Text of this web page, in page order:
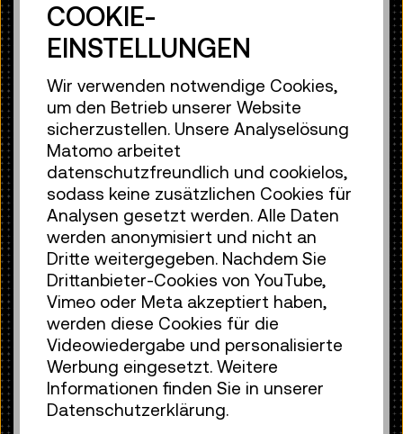
Lernfabrik Bachelor-, Master- und
Doktorarbeiten durchgeführt werden.
„Dabei werden kreative
Wissenschaftlerinnen und
Wissenschaftler mit
Industrieunternehmen und deren
Problemen konfrontiert. Für Firmen
bieten wir Workshops in Robotik, 3D-
Druck oder Mensch-Maschine-
Kollaboration an“, so Claudia Schickling,
Leiterin der Pilotfabrik.
Die dritte Säule der Ideenschmiede ist
die Demonstrationsfabrik, deren Ziel
Wissenstransfer ist. Im Rahmen von
Führungen wird Industrie 4.0 der
Öffentlichkeit zugänglich gemacht,
inklusive der Herstellung eines 3D-
Druckers, anhand dessen die
Digitalisierung eines
COOKIE-
EINSTELLUNGEN
Wir verwenden notwendige Cookies,
um den Betrieb unserer Website
sicherzustellen. Unsere Analyselösung
Matomo arbeitet
datenschutzfreundlich und cookielos,
sodass keine zusätzlichen Cookies für
Analysen gesetzt werden. Alle Daten
werden anonymisiert und nicht an
Dritte weitergegeben. Nachdem Sie
Drittanbieter-Cookies von YouTube,
Vimeo oder Meta akzeptiert haben,
werden diese Cookies für die
Videowiedergabe und personalisierte
Werbung eingesetzt. Weitere
Informationen finden Sie in unserer
Datenschutzerklärung.